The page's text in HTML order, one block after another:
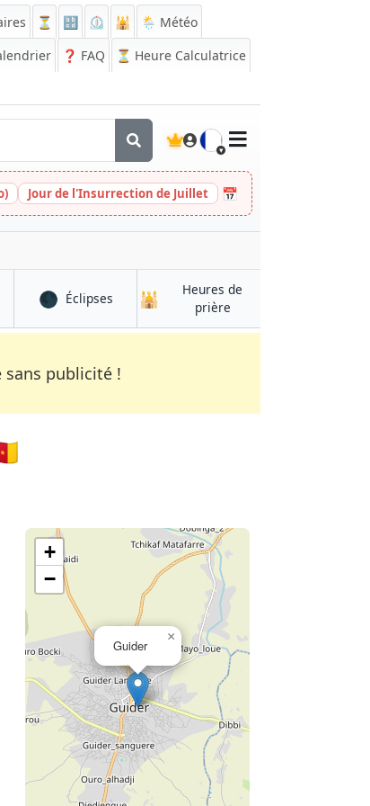
⏳ 🔡 ⏲️ 🕌
🌦️ Météo
❓ FAQ
⏳ Heure Calculatrice
🇫🇷
Jour de l'Insurrection de Juillet 📅
🌑 Éclipsesà Guider
🕌
Heures de
prièreà Guider
sans publicité !
Guider
×
+
−